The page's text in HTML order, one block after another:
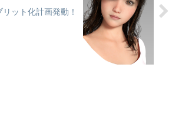
ット化計画発動！